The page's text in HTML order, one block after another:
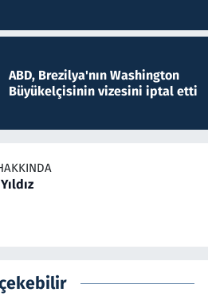
ABD, Brezilya'nın Washington
Büyükelçisinin vizesini iptal etti